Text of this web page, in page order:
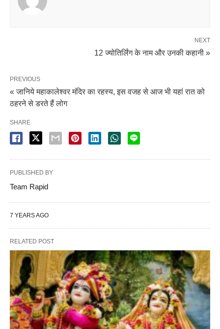
NEXT
12 ज्योतिर्लिंग के नाम और उनकी कहानी »
PREVIOUS
« जानिये महाकालेश्वर मंदिर का रहस्य, इस वजह से आज भी यहां रात को
ठहरने से डरते हैं लोग
SHARE
PUBLISHED BY
Team Rapid
7 YEARS AGO
RELATED POST